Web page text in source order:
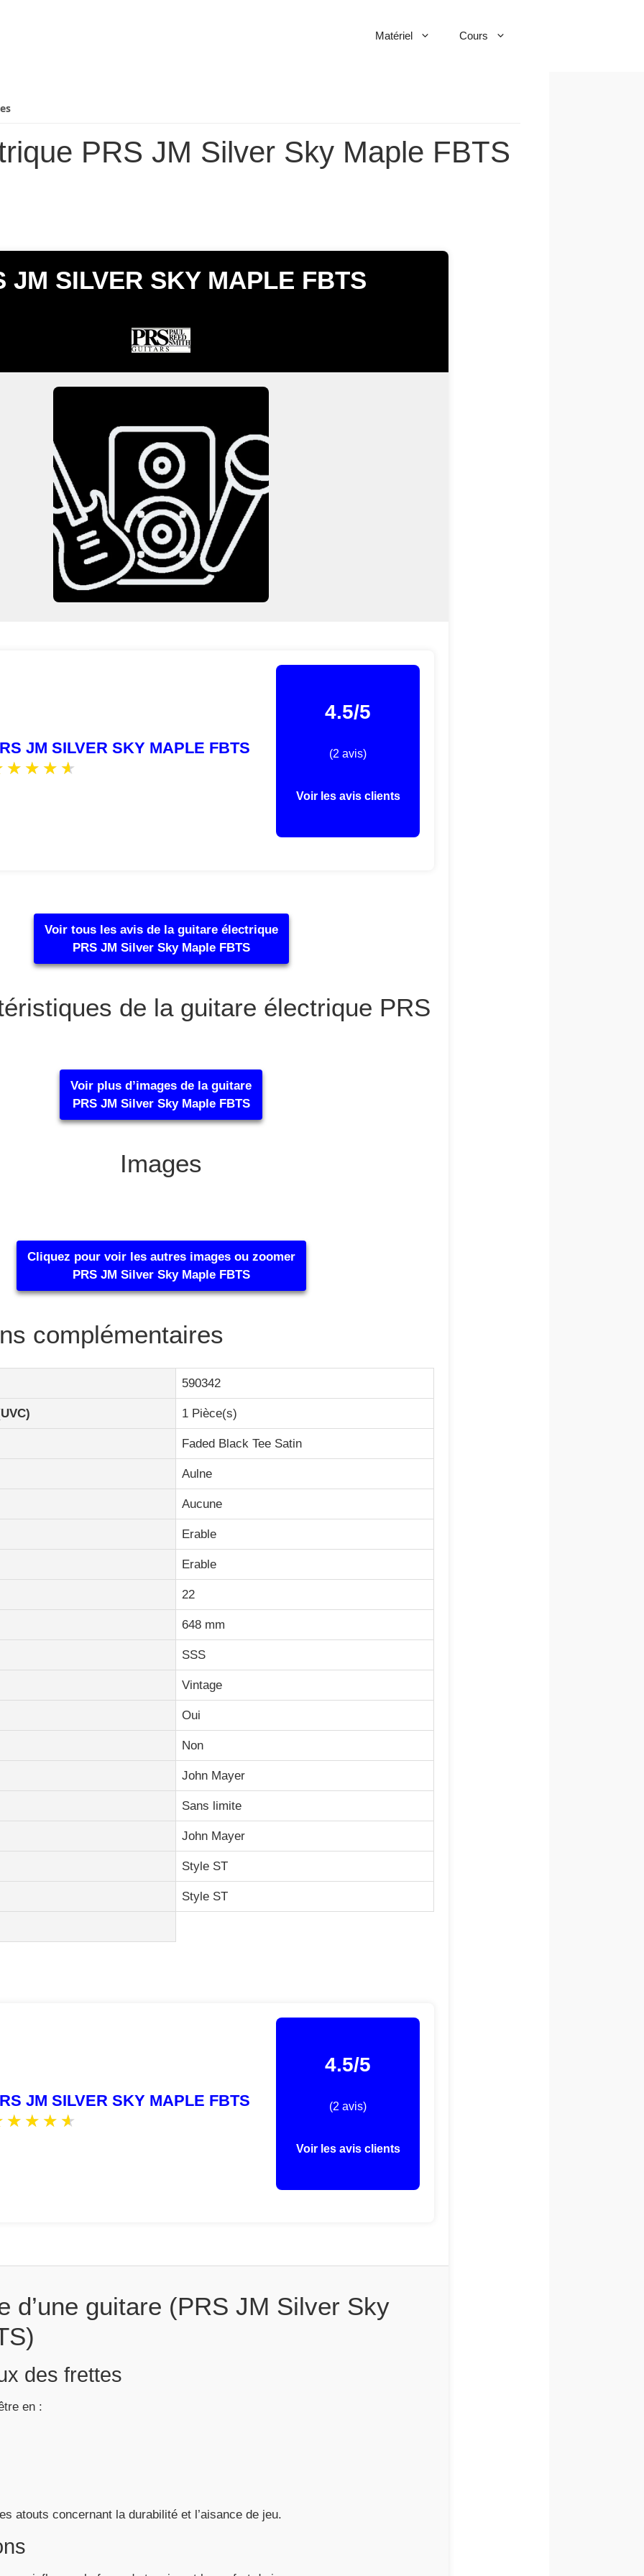
Matériel Cours
PRS JM Silver Sky Maple FBTS
JM SILVER SKY MAPLE FBTS
JM SILVER SKY MAPLE FBTS
4.5/5
(2 avis)
Voir les avis clients
Voir tous les avis de la guitare électrique
PRS JM Silver Sky Maple FBTS
de la guitare électrique PRS
Voir plus d’images de la guitare
PRS JM Silver Sky Maple FBTS
Images
Cliquez pour voir les autres images ou zoomer
PRS JM Silver Sky Maple FBTS
complémentaires
590342
1 Pièce(s)
Faded Black Tee Satin
Aulne
Aucune
Erable
Erable
22
648 mm
SSS
Vintage
Oui
Non
John Mayer
Sans limite
John Mayer
Style ST
Style ST
JM SILVER SKY MAPLE FBTS
4.5/5
(2 avis)
Voir les avis clients
d’une guitare (PRS JM Silver Sky
des frettes
en :
atouts concernant la durabilité et l’aisance de jeu.